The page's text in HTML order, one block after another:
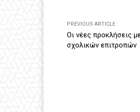
PREVIOUS ARTICLE
Οι νέες προκλήσεις
σχολικών επιτροπών